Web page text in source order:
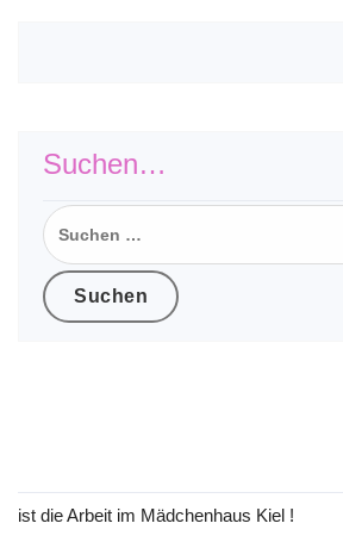
Suchen…
Suchen
nach:
ist die Arbeit im Mädchenhaus Kiel !